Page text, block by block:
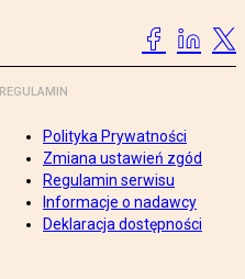
REGULAMIN
Polityka Prywatności
Zmiana ustawień zgód
Regulamin serwisu
Informacje o nadawcy
Deklaracja dostępności